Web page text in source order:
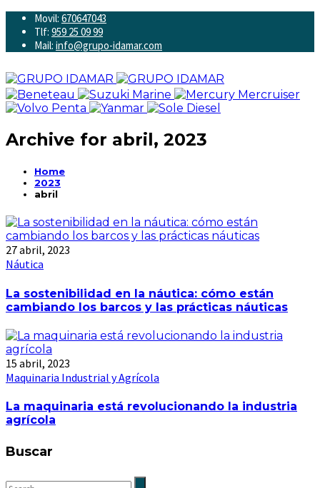
Movil: 670647043
Tlf: 959 25 09 99
Mail: info@grupo-idamar.com
Archive for abril, 2023
Home
2023
abril
27 abril, 2023
Náutica
La sostenibilidad en la náutica: cómo están
cambiando los barcos y las prácticas náuticas
15 abril, 2023
Maquinaria Industrial y Agrícola
La maquinaria está revolucionando la industria
agrícola
Buscar